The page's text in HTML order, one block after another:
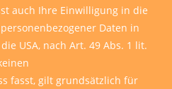
auch Ihre Einwilligung in die
Daten in
USA, nach Art. 49 Abs. 1 lit.
fasst, gilt grundsätzlich für